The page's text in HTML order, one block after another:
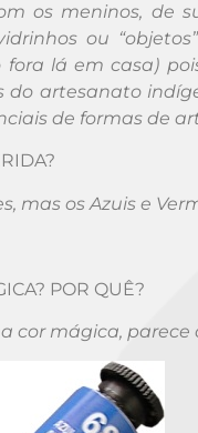
os meninos, de
ou
fora lá em casa)
do artesanato
de formas de
mas os Azuis e
POR QUÊ?
cor mágica,